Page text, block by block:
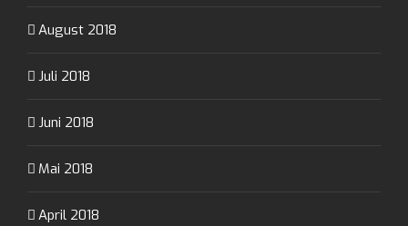
August 2018
Juli 2018
Juni 2018
Mai 2018
April 2018